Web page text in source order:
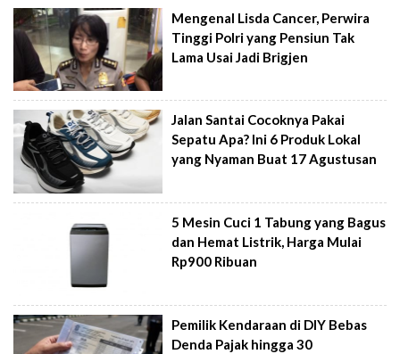
Mengenal Lisda Cancer, Perwira
Tinggi Polri yang Pensiun Tak
Lama Usai Jadi Brigjen
Jalan Santai Cocoknya Pakai
Sepatu Apa? Ini 6 Produk Lokal
yang Nyaman Buat 17 Agustusan
5 Mesin Cuci 1 Tabung yang Bagus
dan Hemat Listrik, Harga Mulai
Rp900 Ribuan
Pemilik Kendaraan di DIY Bebas
Denda Pajak hingga 30